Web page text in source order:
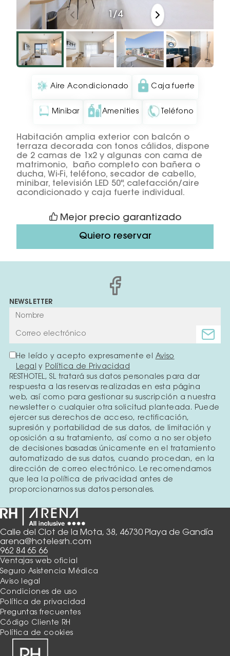
1/4
Aire Acondicionado Caja fuerte
Minibar Amenities Teléfono
Habitación amplia exterior con balcón o
terraza decorada con tonos cálidos, dispone
de 2 camas de 1x2 y algunas con cama de
matrimonio, baño completo con bañera o
ducha, Wi-Fi, teléfono, secador de cabello,
minibar, televisión LED 50", calefacción/aire
acondicionado y caja fuerte individual.
Mejor precio garantizado
Quiero reservar
Calle del Clot de la Mota, 38, 46730 Playa de Gandía
arena@hotelesrh.com
962 84 65 66
NEWSLETTER
He leído y acepto expresamente el Aviso
Legal y Política de Privacidad
RESTHOTEL, SL tratará sus datos personales para dar
respuesta a las reservas realizadas en esta página
web, así como para gestionar su suscripción a nuestra
newsletter o cualquier otra solicitud planteada. Puede
ejercer sus derechos de acceso, rectificación,
supresión y portabilidad de sus datos, de limitación y
oposición a su tratamiento, así como a no ser objeto
de decisiones basadas únicamente en el tratamiento
automatizado de sus datos, cuando procedan, en la
dirección de correo electrónico. Le recomendamos
que lea la política de privacidad antes de
proporcionarnos sus datos personales.
Ventajas web oficial
Seguro Asistencia Médica
Aviso legal
Condiciones de uso
Política de privacidad
Preguntas frecuentes
Código Cliente RH
Política de cookies